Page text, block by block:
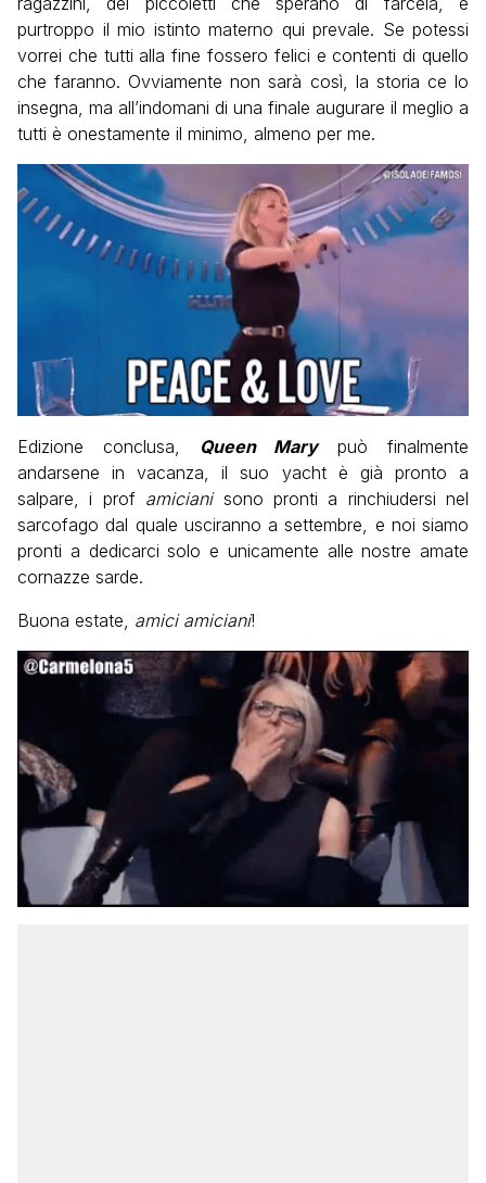
purtroppo il mio istinto materno qui prevale. Se potessi
vorrei che tutti alla fine fossero felici e contenti di quello
che faranno. Ovviamente non sarà così, la storia ce lo
insegna, ma all’indomani di una finale augurare il meglio a
tutti è onestamente il minimo, almeno per me.
Edizione conclusa, Queen Marypuò finalmente
andarsene in vacanza, il suo yacht è già pronto a
salpare, i prof amicianisono pronti a rinchiudersi nel
sarcofago dal quale usciranno a settembre, e noi siamo
pronti a dedicarci solo e unicamente alle nostre amate
cornazze sarde.
Buona estate, amici amiciani!